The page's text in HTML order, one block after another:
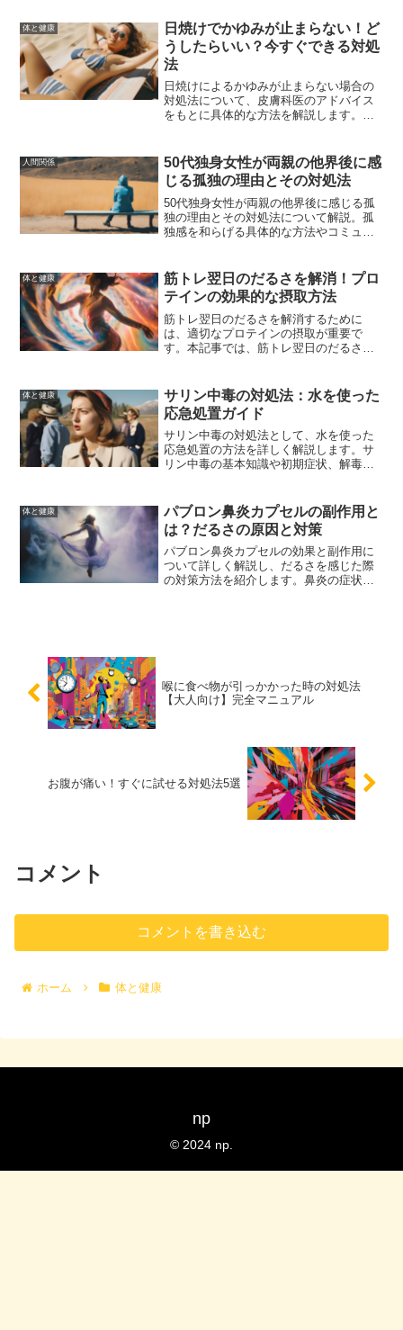
紹介し、快適なコンタクトライフを取り
戻すための方法を提案します。
体と健康
日焼けでかゆみが止まらない！ど
うしたらいい？今すぐできる対処
法
日焼けによるかゆみが止まらない場合の
対処法について、皮膚科医のアドバイス
をもとに具体的な方法を解説します。冷
介します。
人間関係
50代独身女性が両親の他界後に感
じる孤独の理由とその対処法
50代独身女性が両親の他界後に感じる孤
独の理由とその対処法について解説。孤
独感を和らげる具体的な方法やコミュニ
肯定感を高めるアプローチ、成功事例を
紹介。
体と健康
筋トレ翌日のだるさを解消！プロ
テインの効果的な摂取方法
筋トレ翌日のだるさを解消するために
は、適切なプロテインの摂取が重要で
す。本記事では、筋トレ翌日のだるさの
体と健康
サリン中毒の対処法：水を使った
応急処置ガイド
サリン中毒の対処法として、水を使った
応急処置の方法を詳しく解説します。サ
リン中毒の基本知識や初期症状、解毒剤
す。
体と健康
パブロン鼻炎カプセルの副作用と
は？だるさの原因と対策
パブロン鼻炎カプセルの効果と副作用に
ついて詳しく解説し、だるさを感じた際
の対策方法を紹介します。鼻炎の症状を
喉に食べ物が引っかかった時の対処法
【大人向け】完全マニュアル
お腹が痛い！すぐに試せる対処法5選
コメント
コメントを書き込む
ホーム 体と健康
np
© 2024 np.